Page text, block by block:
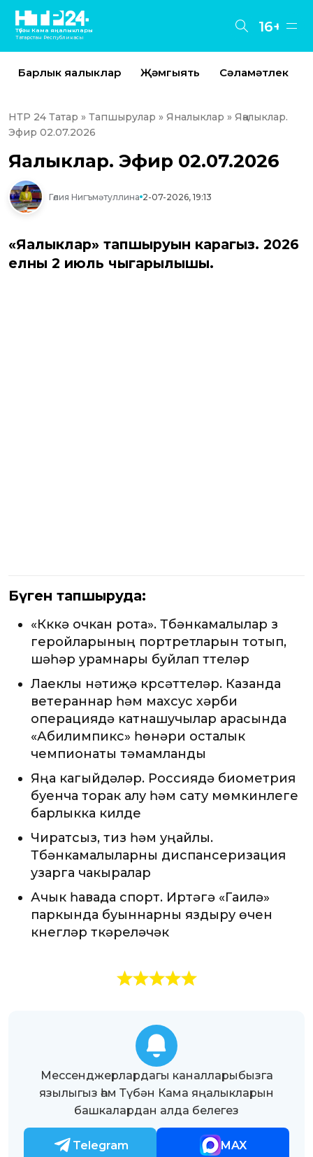
Түбән Кама яңалыклары
Татарстан Республикасы
16+
Барлык яңалыклар Җәмгыять Сәламәтлек
НТР 24 Татар » Тапшырулар » Яналыклар » Яңалыклар.
Эфир 02.07.2026
Яңалыклар. Эфир 02.07.2026
Гөлия Нигъмәтуллина 2-07-2026, 19:13
«Яңалыклар» тапшыруын карагыз. 2026
елның 2 июль чыгарылышы.
Бүген тапшыруда:
«Күккә очкан рота». Түбәнкамалылар үз
геройларының портретларын тотып,
шәһәр урамнары буйлап үттеләр
Лаеклы нәтиҗә күрсәттеләр. Казанда
ветераннар һәм махсус хәрби
операциядә катнашучылар арасында
«Абилимпикс» һөнәри осталык
чемпионаты тәмамланды
Яңа кагыйдәләр. Россиядә биометрия
буенча торак алу һәм сату мөмкинлеге
барлыкка килде
Чиратсыз, тиз һәм уңайлы.
Түбәнкамалыларны диспансеризация
узарга чакыралар
Ачык һавада спорт. Иртәгә «Гаилә»
паркында буыннарны яздыру өчен
күнегүләр үткәреләчәк
Мессенджерлардагы каналларыбызга
язылыгыз һәм Түбән Кама яңалыкларын
башкалардан алда белегез
Telegram MAX